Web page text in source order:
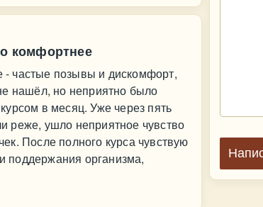
комфортнее
частые позывы и дискомфорт,
нашёл, но неприятно было
в месяц. Уже через пять
реже, ушло неприятное чувство
После полного курса чувствую
поддержания организма,